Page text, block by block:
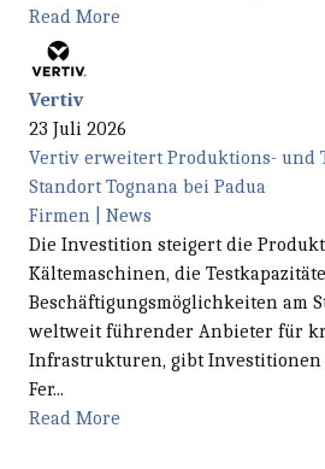
Read More
Vertiv
23 Juli 2026
Vertiv erweitert Produktions- und
Standort Tognana bei Padua
Firmen | News
Die Investition steigert die
Kältemaschinen, die
Beschäftigungsmöglichkeiten am
weltweit führender Anbieter für
Infrastrukturen, gibt
Fer...
Read More